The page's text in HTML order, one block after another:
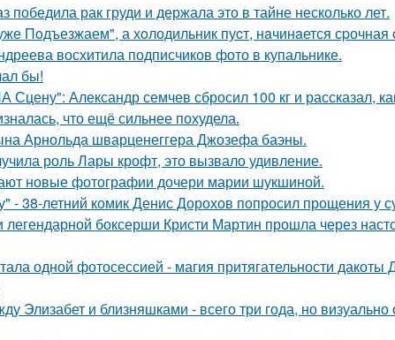
победила рак груди и держала это в тайне несколько лет.
Пoдъезжаем", а хoлодильник пуcт, нaчинaется
восхитила подписчиков фото в купальнике.
бы!
Александр семчев сбросил 100 кг и рассказал,
что ещё сильнее похудела.
Арнольда шварценеггера Джозефа баэны.
роль Лары крофт, это вызвало удивление.
новые фотографии дочери марии шукшиной.
38-летний комик Денис Дорохов попросил прощения у
боксерши Кристи Мартин прошла через
одной фотосессией - магия притягательности дакоты
Элизабет и близняшками - всего три года, но визуально